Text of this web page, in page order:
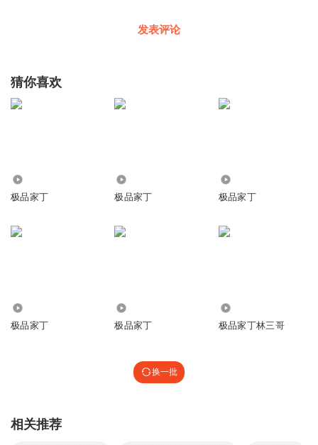
发表评论
猜你喜欢
极品家丁 极品家丁 极品家丁
极品家丁 极品家丁 极品家丁林三哥
换一批
相关推荐